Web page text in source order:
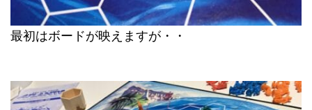
最初はボードが映えますが・・